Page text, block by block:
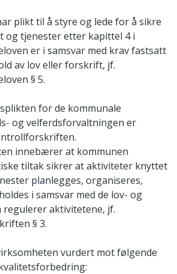
plikt til å styre og lede for å sikre
og tjenester etter kapittel 4 i
er i samsvar med krav fastsatt
av lov eller forskrift, jf.
§ 5.
for de kommunale
og velferdsforvaltningen er
innebærer at kommunen
tiltak sikrer at aktiviteter knyttet
planlegges, organiseres,
i samsvar med de lov- og
aktivitetene, jf.
§ 3.
vurdert mot følgende